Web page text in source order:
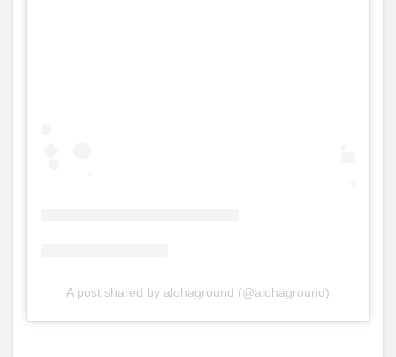
A post shared by alohaground (@alohaground)